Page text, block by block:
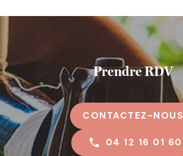
Prendre RDV
CONTACTEZ-NOUS
04 12 16 01 60